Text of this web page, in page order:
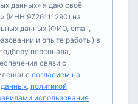
данных» я даю своё
(ИНН 9726111290) на
данных (ФИО, email,
и опыте работы) в
персонала,
связи с
с согласием на
, политикой
использования